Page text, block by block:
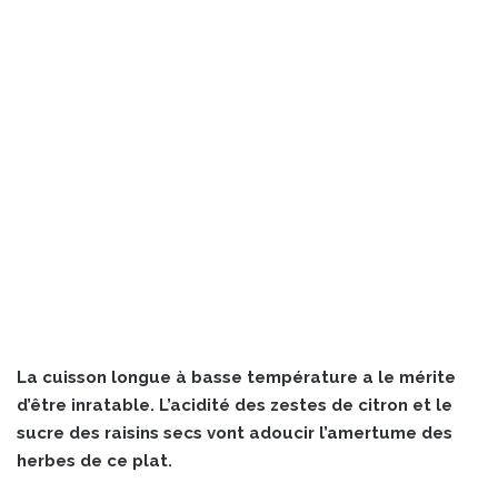
La cuisson longue à basse température a le mérite
d’être inratable. L’acidité des zestes de citron et le
sucre des raisins secs vont adoucir l’amertume des
herbes de ce plat.